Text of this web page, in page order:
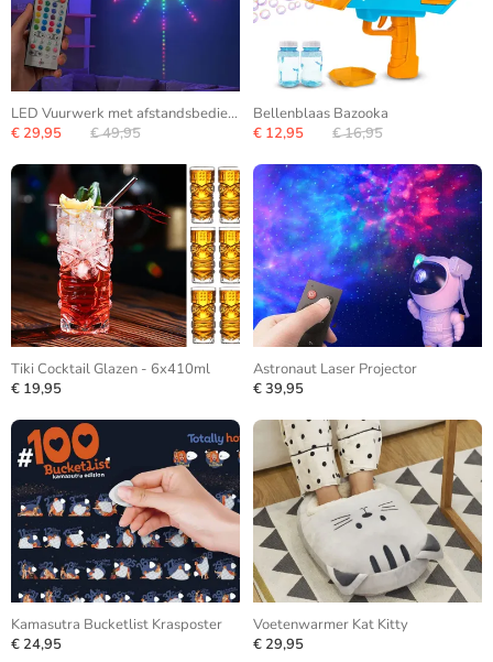
LED Vuurwerk met afstandsbediening
€ 29,95
€ 49,95
Bellenblaas Bazooka
€ 12,95
€ 16,95
Tiki Cocktail Glazen - 6x410ml
€ 19,95
Astronaut Laser Projector
€ 39,95
Kamasutra Bucketlist Krasposter
€ 24,95
Voetenwarmer Kat Kitty
€ 29,95